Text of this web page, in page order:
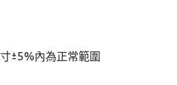
±5%內為正常範圍